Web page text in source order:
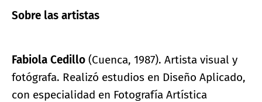
Sobre las artistas
Fabiola Cedillo (Cuenca, 1987). Artista visual y
fotógrafa. Realizó estudios en Diseño Aplicado,
con especialidad en Fotografía Artística